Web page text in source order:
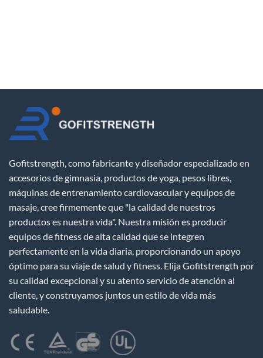
Gofitstrength, como fabricante y diseñador especializado en
accesorios de gimnasia, productos de yoga, pesos libres,
máquinas de entrenamiento cardiovascular y equipos de
masaje, cree firmemente que "la calidad de nuestros
productos es nuestra vida". Nuestra misión es producir
equipos de fitness de alta calidad que se integren
perfectamente en la vida diaria, proporcionando un apoyo
óptimo para su viaje de salud y fitness. Elija Gofitstrength por
su calidad excepcional y su atento servicio de atención al
cliente, y construyamos juntos un estilo de vida más
saludable.